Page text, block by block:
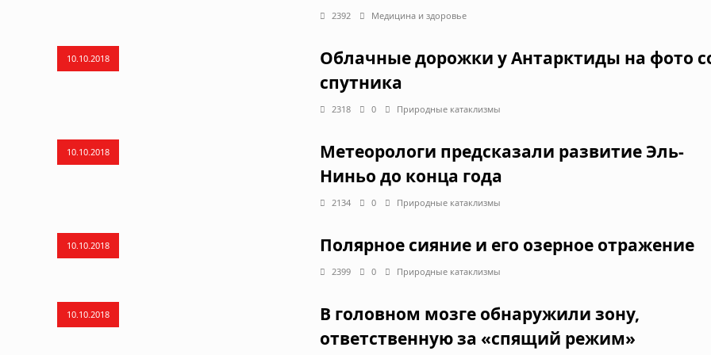
2392 Медицина и здоровье
10.10.2018
Облачные дорожки у Антарктиды на фото
спутника
2318 0 Природные катаклизмы
10.10.2018
Метеорологи предсказали развитие Эль-
Ниньо до конца года
2134 0 Природные катаклизмы
10.10.2018 Полярное сияние и его озерное отражение
2399 0 Природные катаклизмы
10.10.2018
В головном мозге обнаружили зону,
ответственную за «спящий режим»